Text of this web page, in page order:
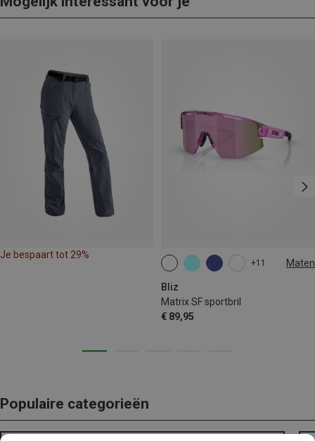
Je bespaart tot 29%
+11 Maten
Bliz
Matrix SF sportbril
€ 89,95
ONE SIZE
Populaire categorieën